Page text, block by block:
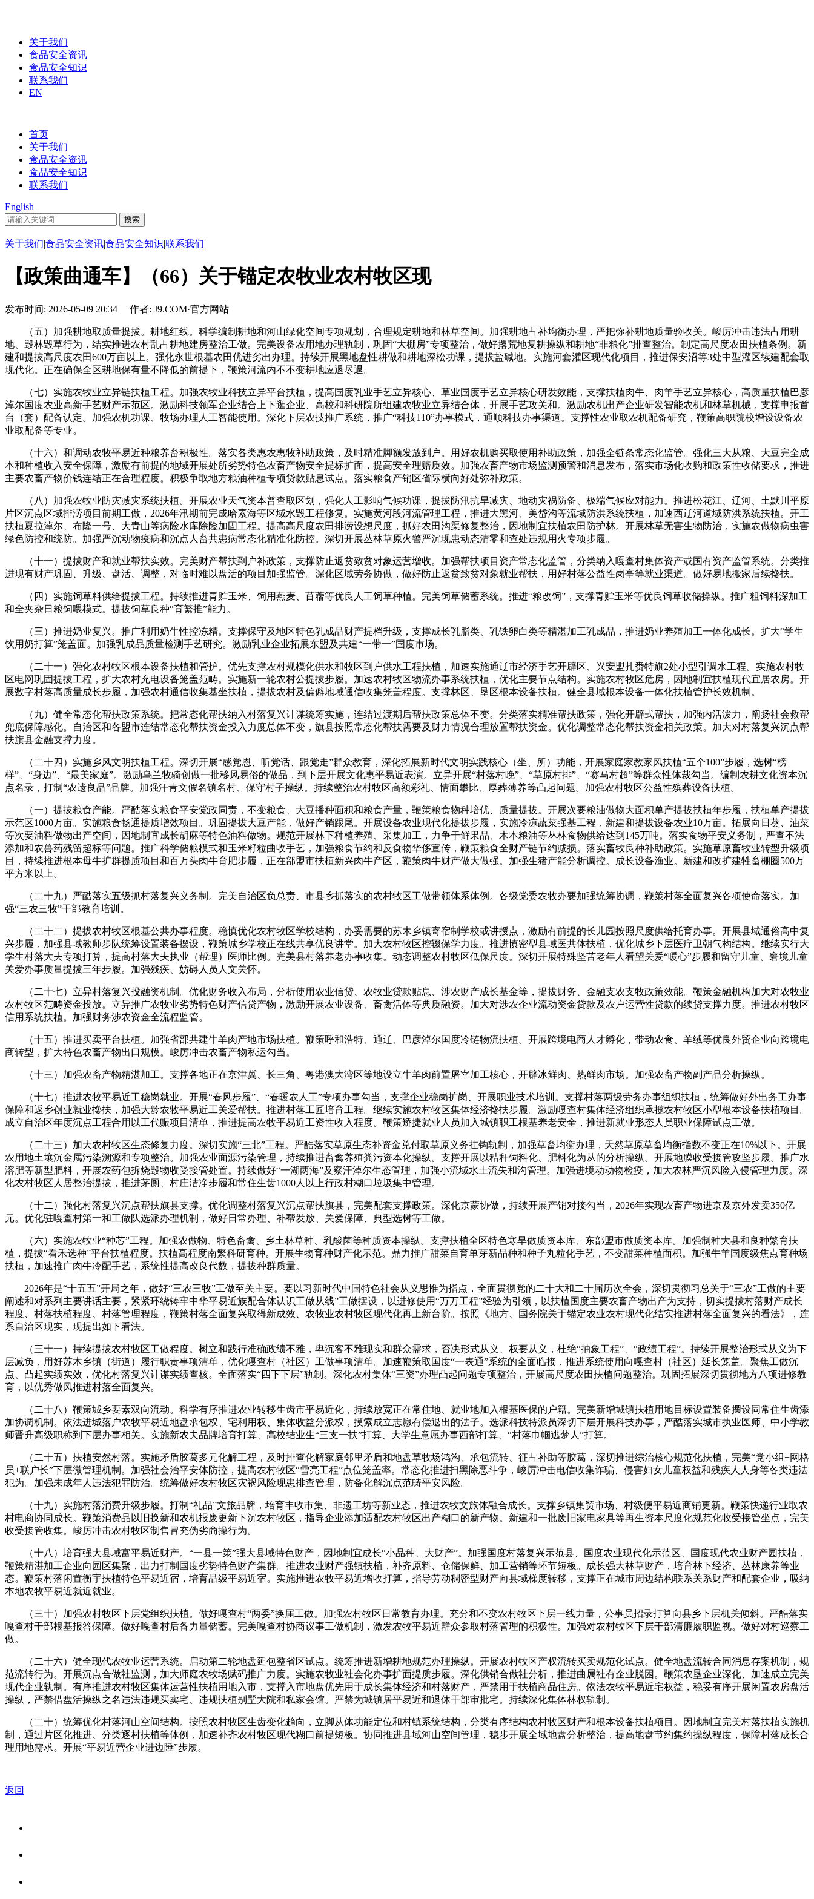
关于我们
食品安全资讯
食品安全知识
联系我们
EN
首页
关于我们
食品安全资讯
食品安全知识
联系我们
English |
关于我们|食品安全资讯|食品安全知识|联系我们|
【政策曲通车】（66）关于锚定农牧业农村牧区现
发布时间: 2026-05-09 20:34 作者: J9.COM·官方网站
（五）加强耕地取质量提拔。耕地红线。科学编制耕地和河山绿化空间专项规划，合理规定耕地和林草空间。加强耕地占补均衡办理，严把弥补耕地质量验收关。峻厉冲击违法占用耕
地、毁林毁草行为，结实推进农村乱占耕地建房整治工做。完美设备农用地办理轨制，巩固“大棚房”专项整治，做好撂荒地复耕操纵和耕地“非粮化”排查整治。制定高尺度农田扶植条例。新
建和提拔高尺度农田600万亩以上。强化永世根基农田优进劣出办理。持续开展黑地盘性耕做和耕地深松功课，提拔盐碱地。实施河套灌区现代化项目，推进保安沼等3处中型灌区续建配套取
现代化。正在确保全区耕地保有量不降低的前提下，鞭策河流内不不变耕地应退尽退。
（七）实施农牧业立异链扶植工程。加强农牧业科技立异平台扶植，提高国度乳业手艺立异核心、草业国度手艺立异核心研发效能，支撑扶植肉牛、肉羊手艺立异核心，高质量扶植巴彦
淖尔国度农业高新手艺财产示范区。激励科技领军企业结合上下逛企业、高校和科研院所组建农牧业立异结合体，开展手艺攻关和。激励农机出产企业研发智能农机和林草机械，支撑申报首
台（套）配备认定。加强农机功课、牧场办理人工智能使用。深化下层农技推广系统，推广“科技110”办事模式，通顺科技办事渠道。支撑性农业取农机配备研究，鞭策高职院校增设设备农
业取配备等专业。
（十六）和调动农牧平易近种粮养畜积极性。落实各类惠农惠牧补助政策，及时精准脚额发放到户。用好农机购买取使用补助政策，加强全链条常态化监管。强化三大从粮、大豆完全成
本和种植收入安全保障，激励有前提的地域开展处所劣势特色农畜产物安全提标扩面，提高安全理赔质效。加强农畜产物市场监测预警和消息发布，落实市场化收购和政策性收储要求，推进
主要农畜产物价钱连结正在合理程度。积极争取地方粮油种植专项贷款贴息试点。落实粮食产销区省际横向好处弥补政策。
（八）加强农牧业防灾减灾系统扶植。开展农业天气资本普查取区划，强化人工影响气候功课，提拔防汛抗旱减灾、地动灾祸防备、极端气候应对能力。推进松花江、辽河、土默川平原
片区沉点区域排涝项目前期工做，2026年汛期前完成哈素海等区域水毁工程修复。实施黄河段河流管理工程，推进大黑河、美岱沟等流域防洪系统扶植，加速西辽河道域防洪系统扶植。开工
扶植夏拉淖尔、布隆一号、大青山等病险水库除险加固工程。提高高尺度农田排涝设想尺度，抓好农田沟渠修复整治，因地制宜扶植农田防护林。开展林草无害生物防治，实施农做物病虫害
绿色防控和统防。加强严沉动物疫病和沉点人畜共患病常态化精准化防控。深切开展丛林草原火警严沉现患动态清零和查处违规用火专项步履。
（十一）提拔财产和就业帮扶实效。完美财产帮扶到户补政策，支撑防止返贫致贫对象运营增收。加强帮扶项目资产常态化监管，分类纳入嘎查村集体资产或国有资产监管系统。分类推
进现有财产巩固、升级、盘活、调整，对临时难以盘活的项目加强监管。深化区域劳务协做，做好防止返贫致贫对象就业帮扶，用好村落公益性岗亭等就业渠道。做好易地搬家后续搀扶。
（四）实施饲草料供给提拔工程。持续推进青贮玉米、饲用燕麦、苜蓿等优良人工饲草种植。完美饲草储蓄系统。推进“粮改饲”，支撑青贮玉米等优良饲草收储操纵。推广粗饲料深加工
和全夹杂日粮饲喂模式。提拔饲草良种“育繁推”能力。
（三）推进奶业复兴。推广利用奶牛性控冻精。支撑保守及地区特色乳成品财产提档升级，支撑成长乳脂类、乳铁卵白类等精湛加工乳成品，推进奶业养殖加工一体化成长。扩大“学生
饮用奶打算”笼盖面。加强乳成品质量检测手艺研究。激励乳业企业拓展东盟及共建“一带一”国度市场。
（二十一）强化农村牧区根本设备扶植和管护。优先支撑农村规模化供水和牧区到户供水工程扶植，加速实施通辽市经济手艺开辟区、兴安盟扎赉特旗2处小型引调水工程。实施农村牧
区电网巩固提拔工程，扩大农村充电设备笼盖范畴。实施新一轮农村公提拔步履。加速农村牧区物流办事系统扶植，优化主要节点结构。实施农村牧区危房，因地制宜扶植现代宜居农房。开
展数字村落高质量成长步履，加强农村通信收集基坐扶植，提拔农村及偏僻地域通信收集笼盖程度。支撑林区、垦区根本设备扶植。健全县域根本设备一体化扶植管护长效机制。
（九）健全常态化帮扶政策系统。把常态化帮扶纳入村落复兴计谋统筹实施，连结过渡期后帮扶政策总体不变。分类落实精准帮扶政策，强化开辟式帮扶，加强内活泼力，阐扬社会救帮
兜底保障感化。自治区和各盟市连结常态化帮扶资金投入力度总体不变，旗县按照常态化帮扶需要及财力情况合理放置帮扶资金。优化调整常态化帮扶资金相关政策。加大对村落复兴沉点帮
扶旗县金融支撑力度。
（二十四）实施乡风文明扶植工程。深切开展“感党恩、听党话、跟党走”群众教育，深化拓展新时代文明实践核心（坐、所）功能，开展家庭家教家风扶植“五个100”步履，选树“榜
样”、“身边”、“最美家庭”。激励乌兰牧骑创做一批移风易俗的做品，到下层开展文化惠平易近表演。立异开展“村落村晚”、“草原村排”、“赛马村超”等群众性体裁勾当。编制农耕文化资本沉
点名录，打制“农遗良品”品牌。加强汗青文假名镇名村、保守村子操纵。持续整治农村牧区高额彩礼、情面攀比、厚葬薄养等凸起问题。加强农村牧区公益性殡葬设备扶植。
（一）提拔粮食产能。严酷落实粮食平安党政同责，不变粮食、大豆播种面积和粮食产量，鞭策粮食物种培优、质量提拔。开展次要粮油做物大面积单产提拔扶植年步履，扶植单产提拔
示范区1000万亩。实施粮食畅通提质增效项目。巩固提拔大豆产能，做好产销跟尾。开展设备农业现代化提拔步履，实施冷凉蔬菜强基工程，新建和提拔设备农业10万亩。拓展向日葵、油菜
等次要油料做物出产空间，因地制宜成长胡麻等特色油料做物。规范开展林下种植养殖、采集加工，力争干鲜果品、木本粮油等丛林食物供给达到145万吨。落实食物平安义务制，严查不法
添加和农兽药残留超标等问题。推广科学储粮模式和玉米籽粒曲收手艺，加强粮食节约和反食物华侈宣传，鞭策粮食全财产链节约减损。落实畜牧良种补助政策。实施草原畜牧业转型升级项
目，持续推进根本母牛扩群提质项目和百万头肉牛育肥步履，正在部盟市扶植新兴肉牛产区，鞭策肉牛财产做大做强。加强生猪产能分析调控。成长设备渔业。新建和改扩建牲畜棚圈500万
平方米以上。
（二十九）严酷落实五级抓村落复兴义务制。完美自治区负总责、市县乡抓落实的农村牧区工做带领体系体例。各级党委农牧办要加强统筹协调，鞭策村落全面复兴各项使命落实。加
强“三农三牧”干部教育培训。
（二十二）提拔农村牧区根基公共办事程度。稳慎优化农村牧区学校结构，办妥需要的苏木乡镇寄宿制学校或讲授点，激励有前提的长儿园按照尺度供给托育办事。开展县域通俗高中复
兴步履，加强县域教师步队统筹设置装备摆设，鞭策城乡学校正在线共享优良讲堂。加大农村牧区控辍保学力度。推进慎密型县域医共体扶植，优化城乡下层医疗卫朝气构结构。继续实行大
学生村落大夫专项打算，提高村落大夫执业（帮理）医师比例。完美县村落养老办事收集。动态调整农村牧区低保尺度。深切开展特殊坚苦老年人看望关爱“暖心”步履和留守儿童、窘境儿童
关爱办事质量提拔三年步履。加强残疾、妨碍人员人文关怀。
（二十七）立异村落复兴投融资机制。优化财务收入布局，分析使用农业信贷、农牧业贷款贴息、涉农财产成长基金等，提拔财务、金融支农支牧政策效能。鞭策金融机构加大对农牧业
农村牧区范畴资金投放。立异推广农牧业劣势特色财产信贷产物，激励开展农业设备、畜禽活体等典质融资。加大对涉农企业流动资金贷款及农户运营性贷款的续贷支撑力度。推进农村牧区
信用系统扶植。加强财务涉农资金全流程监管。
（十五）推进买卖平台扶植。加强省部共建牛羊肉产地市场扶植。鞭策呼和浩特、通辽、巴彦淖尔国度冷链物流扶植。开展跨境电商人才孵化，带动农食、羊绒等优良外贸企业向跨境电
商转型，扩大特色农畜产物出口规模。峻厉冲击农畜产物私运勾当。
（十三）加强农畜产物精湛加工。支撑各地正在京津冀、长三角、粤港澳大湾区等地设立牛羊肉前置屠宰加工核心，开辟冰鲜肉、热鲜肉市场。加强农畜产物副产品分析操纵。
（十七）推进农牧平易近工稳岗就业。开展“春风步履”、“春暖农人工”专项办事勾当，支撑企业稳岗扩岗、开展职业技术培训。支撑村落两级劳务办事组织扶植，统筹做好外出务工办事
保障和返乡创业就业搀扶，加强大龄农牧平易近工关爱帮扶。推进村落工匠培育工程。继续实施农村牧区集体经济搀扶步履。激励嘎查村集体经济组织承揽农村牧区小型根本设备扶植项目。
成立自治区年度沉点工程合用以工代赈项目清单，推进提高农牧平易近工资性收入程度。鞭策矫捷就业人员加入城镇职工根基养老安全，推进新就业形态人员职业保障试点工做。
（二十三）加大农村牧区生态修复力度。深切实施“三北”工程。严酷落实草原生态补资金兑付取草原义务挂钩轨制，加强草畜均衡办理，天然草原草畜均衡指数不变正在10%以下。开展
农用地土壤沉金属污染溯源和专项整治。加强农业面源污染管理，持续推进畜禽养殖粪污资本化操纵。支撑开展以秸秆饲料化、肥料化为从的分析操纵。开展地膜收受接管攻坚步履。推广水
溶肥等新型肥料，开展农药包拆烧毁物收受接管处置。持续做好“一湖两海”及察汗淖尔生态管理，加强小流域水土流失和沟管理。加强进境动动物检疫，加大农林严沉风险入侵管理力度。深
化农村牧区人居整治提拔，推进茅厕、村庄洁净步履和常住生齿1000人以上行政村糊口垃圾集中管理。
（十二）强化村落复兴沉点帮扶旗县支撑。优化调整村落复兴沉点帮扶旗县，完美配套支撑政策。深化京蒙协做，持续开展产销对接勾当，2026年实现农畜产物进京及京外发卖350亿
元。优化驻嘎查村第一和工做队选派办理机制，做好日常办理、补帮发放、关爱保障、典型选树等工做。
（六）实施农牧业“种芯”工程。加强农做物、特色畜禽、乡土林草种、乳酸菌等种质资本操纵。支撑扶植全区特色寒旱做质资本库、东部盟市做质资本库。加强制种大县和良种繁育扶
植，提拔“看禾选种”平台扶植程度。扶植高程度南繁科研育种。开展生物育种财产化示范。鼎力推广甜菜自育单芽新品种和种子丸粒化手艺，不变甜菜种植面积。加强牛羊国度级焦点育种场
扶植，加速推广肉牛冷配手艺，系统性提高改良代数，提拔种群质量。
2026年是“十五五”开局之年，做好“三农三牧”工做至关主要。要以习新时代中国特色社会从义思惟为指点，全面贯彻党的二十大和二十届历次全会，深切贯彻习总关于“三农”工做的主要
阐述和对系列主要讲话主要，紧紧环绕铸牢中华平易近族配合体认识工做从线”工做摆设，以进修使用“万万工程”经验为引领，以扶植国度主要农畜产物出产为支持，切实提拔村落财产成长
程度、村落扶植程度、村落管理程度，鞭策村落全面复兴取得新成效、农牧业农村牧区现代化再上新台阶。按照《地方、国务院关于锚定农业农村现代化结实推进村落全面复兴的看法》，连
系自治区现实，现提出如下看法。
（三十一）持续提拔农村牧区工做程度。树立和践行准确政绩不雅，卑沉客不雅现实和群众需求，否决形式从义、权要从义，杜绝“抽象工程”、“政绩工程”。持续开展整治形式从义为下
层减负，用好苏木乡镇（街道）履行职责事项清单，优化嘎查村（社区）工做事项清单。加速鞭策取国度“一表通”系统的全面临接，推进系统使用向嘎查村（社区）延长笼盖。聚焦工做沉
点、凸起实绩实效，优化村落复兴计谋实绩查核。全面落实“四下下层”轨制。深化农村集体“三资”办理凸起问题专项整治，开展高尺度农田扶植问题整治。巩固拓展深切贯彻地方八项进修教
育，以优秀做风推进村落全面复兴。
（二十八）鞭策城乡要素双向流动。科学有序推进农业转移生齿市平易近化，持续放宽正在常住地、就业地加入根基医保的户籍。完美新增城镇扶植用地目标设置装备摆设同常住生齿添
加协调机制。依法进城落户农牧平易近地盘承包权、宅利用权、集体收益分派权，摸索成立志愿有偿退出的法子。选派科技特派员深切下层开展科技办事，严酷落实城市执业医师、中小学教
师晋升高级职称到下层办事相关。实施新农夫品牌培育打算、高校结业生“三支一扶”打算、大学生意愿办事西部打算、“村落巾帼逃梦人”打算。
（二十五）扶植安然村落。实施矛盾胶葛多元化解工程，及时排查化解家庭邻里矛盾和地盘草牧场鸿沟、承包流转、征占补助等胶葛，深切推进综治核心规范化扶植，完美“党小组+网格
员+联户长”下层微管理机制。加强社会治平安体防控，提高农村牧区“雪亮工程”点位笼盖率。常态化推进扫黑除恶斗争，峻厉冲击电信收集诈骗、侵害妇女儿童权益和残疾人人身等各类违法
犯为。加强未成年人违法犯罪防治。统筹做好农村牧区灾祸风险现患排查管理，防备化解沉点范畴平安风险。
（十九）实施村落消费升级步履。打制“礼品”文旅品牌，培育丰收市集、非遗工坊等新业态，推进农牧文旅体融合成长。支撑乡镇集贸市场、村级便平易近商铺更新。鞭策快递行业取农
村电商协同成长。鞭策消费品以旧换新和农机报废更新下沉农村牧区，指导企业添加适配农村牧区出产糊口的新产物。新建和一批废旧家电家具等再生资本尺度化规范化收受接管坐点，完美
收受接管收集。峻厉冲击农村牧区制售冒充伪劣商操行为。
（十八）培育强大县域富平易近财产。“一县一策”强大县域特色财产，因地制宜成长“小品种、大财产”。加强国度村落复兴示范县、国度农业现代化示范区、国度现代农业财产园扶植，
鞭策精湛加工企业向园区集聚，出力打制国度劣势特色财产集群。推进农业财产强镇扶植，补齐原料、仓储保鲜、加工营销等环节短板。成长强大林草财产，培育林下经济、丛林康养等业
态。鞭策村落闲置衡宇扶植特色平易近宿，培育品级平易近宿。实施推进农牧平易近增收打算，指导劳动稠密型财产向县域梯度转移，支撑正在城市周边结构联系关系财产和配套企业，吸纳
本地农牧平易近就近就业。
（三十）加强农村牧区下层党组织扶植。做好嘎查村“两委”换届工做。加强农村牧区日常教育办理。充分和不变农村牧区下层一线力量，公事员招录打算向县乡下层机关倾斜。严酷落实
嘎查村干部根基报答保障。做好嘎查村后备力量储蓄。完美嘎查村协商议事工做机制，激发农牧平易近群众参取村落管理的积极性。加强对农村牧区下层干部清廉履职监视。做好对村巡察工
做。
（二十六）健全现代农牧业运营系统。启动第二轮地盘延包整省区试点。统筹推进新增耕地规范办理操纵。开展农村牧区产权流转买卖规范化试点。健全地盘流转合同消息存案机制，规
范流转行为。开展沉点合做社监测，加大师庭农牧场赋码推广力度。实施农牧业社会化办事扩面提质步履。深化供销合做社分析，推进曲属社有企业脱困。鞭策农垦企业深化、加速成立完美
现代企业轨制。有序推进农村牧区集体运营性扶植用地入市，支撑入市地盘优先用于成长集体经济和村落财产，严禁用于扶植商品住房。依法农牧平易近宅权益，稳妥有序开展闲置农房盘活
操纵，严禁借盘活操纵之名违法违规买卖宅、违规扶植别墅大院和私家会馆。严禁为城镇居平易近和退休干部审批宅。持续深化集体林权轨制。
（二十）统筹优化村落河山空间结构。按照农村牧区生齿变化趋向，立脚从体功能定位和村镇系统结构，分类有序结构农村牧区财产和根本设备扶植项目。因地制宜完美村落扶植实施机
制，通过片区化推进、分类逐村扶植等体例，加速补齐农村牧区现代糊口前提短板。协同推进县域河山空间管理，稳步开展全域地盘分析整治，提高地盘节约集约操纵程度，保障村落成长合
理用地需求。开展“平易近营企业进边陲”步履。
返回